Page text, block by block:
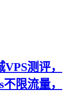
测评，
限流量，